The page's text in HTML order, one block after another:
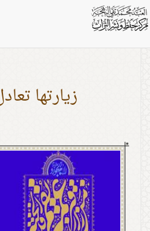
بطاقات: الزيارات
زيارتها